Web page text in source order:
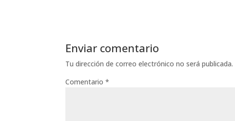
Enviar comentario
Tu dirección de correo electrónico no será publicada.
Comentario*